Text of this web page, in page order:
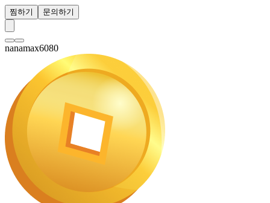
찜하기 문의하기
nanamax6080